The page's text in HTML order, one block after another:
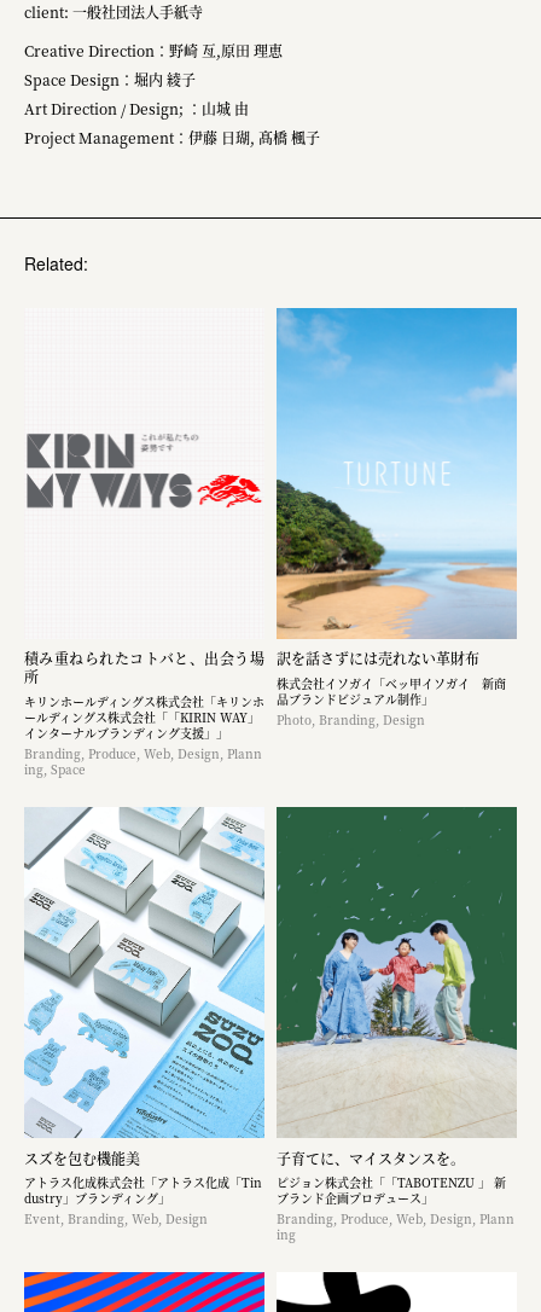
client: 一般社団法人手紙寺
Creative Direction：野崎 亙,原田 理恵
Space Design：堀内 綾子
Art Direction / Design; ：山城 由
Project Management：伊藤 日瑚, 髙橋 楓子
Related:
積み重ねられたコトバと、出会う場
所
キリンホールディングス株式会社「キリンホ
ールディングス株式会社「「KIRIN WAY」
インターナルブランディング支援」」
Branding, Produce, Web, Design, Plann
ing, Space
訳を話さずには売れない革財布
株式会社イソガイ「ベッ甲イソガイ 新商
品ブランドビジュアル制作」
Photo, Branding, Design
スズを包む機能美
アトラス化成株式会社「アトラス化成「Tin
dustry」ブランディング」
Event, Branding, Web, Design
子育てに、マイスタンスを。
ピジョン株式会社「「TABOTENZU 」 新
ブランド企画プロデュース」
Branding, Produce, Web, Design, Plann
ing